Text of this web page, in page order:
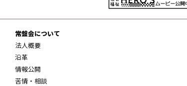
常盤会について
法人概要
沿革
情報公開
苦情・相談